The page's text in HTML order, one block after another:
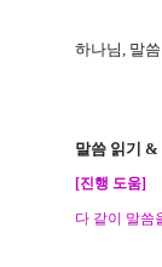
하나님, 말
말씀 읽기 &
[진행 도움]
다 같이 말씀